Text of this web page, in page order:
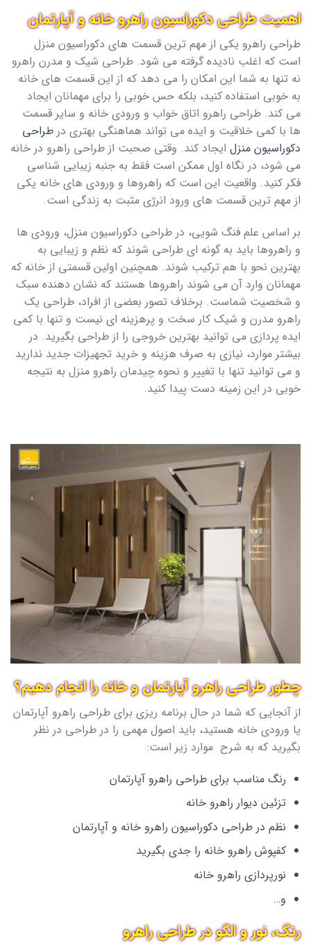
اهمیت طراحی دکوراسیون راهرو خانه و آپارتمان
طراحی راهرو یکی از مهم ترین قسمت های دکوراسیون منزل
است که اغلب نادیده گرفته می شود. طراحی شیک و مدرن راهرو
نه تنها به شما این امکان را می دهد که از این قسمت های خانه
به خوبی استفاده کنید، بلکه حس خوبی را برای مهمانان ایجاد
می کند. طراحی راهرو اتاق خواب و ورودی خانه و سایر قسمت
ها با کمی خلاقیت و ایده می تواند هماهنگی بهتری در طراحی
دکوراسیون منزل ایجاد کند. وقتی صحبت از طراحی راهرو در خانه
می شود، در نگاه اول ممکن است فقط به جنبه زیبایی شناسی
فکر کنید. واقعیت این است که راهروها و ورودی های خانه یکی
از مهم ترین قسمت های ورود انرژی مثبت به زندگی است.
بر اساس علم فنگ شویی، در طراحی دکوراسیون منزل، ورودی ها
و راهروها باید به گونه ای طراحی شوند که نظم و زیبایی به
بهترین نحو با هم ترکیب شوند. همچنین اولین قسمتی از خانه که
مهمانان وارد آن می شوند راهروها هستند که نشان دهنده سبک
و شخصیت شماست. برخلاف تصور بعضی از افراد، طراحی یک
راهرو مدرن و شیک کار سخت و پرهزینه ای نیست و تنها با کمی
ایده پردازی می توانید بهترین خروجی را از طراحی بگیرید. در
بیشتر موارد، نیازی به صرف هزینه و خرید تجهیزات جدید ندارید
و می توانید تنها با تغییر و نحوه چیدمان راهرو منزل به نتیجه
خوبی در این زمینه دست پیدا کنید.
چطور طراحی راهرو آپارتمان و خانه را انجام دهیم؟
از آنجایی که شما در حال برنامه ریزی برای طراحی راهرو آپارتمان
یا ورودی خانه هستید، باید اصول مهمی را در طراحی در نظر
بگیرید که به شرح موارد زیر است:
رنگ مناسب برای طراحی راهرو آپارتمان
تزئین دیوار راهرو خانه
نظم در طراحی دکوراسیون راهرو خانه و آپارتمان
کفپوش راهرو خانه را جدی بگیرید
نورپردازی راهرو خانه
و…
رنگ، نور و الگو در طراحی راهرو